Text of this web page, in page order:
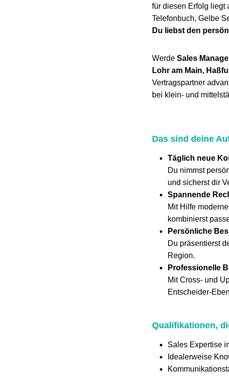
für diesen Erfolg liegt
Telefonbuch, Gelbe
Du liebst den
Werde Sales
Lohr am Main,
Vertragspartner
bei klein- und
Das sind deine
Täglich neue
Du nimmst
und sicherst dir
Spannende
Mit Hilfe
kombinierst
Persönliche
Du präsentierst
Region.
Professionelle
Mit Cross- und
Entscheider-
Qualifikationen,
Sales Expertise
Idealerweise